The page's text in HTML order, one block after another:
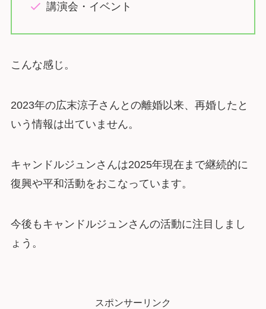
講演会・イベント
こんな感じ。
2023年の広末涼子さんとの離婚以来、再婚したと
いう情報は出ていません。
キャンドルジュンさんは2025年現在まで継続的に
復興や平和活動をおこなっています。
今後もキャンドルジュンさんの活動に注目しまし
ょう。
スポンサーリンク